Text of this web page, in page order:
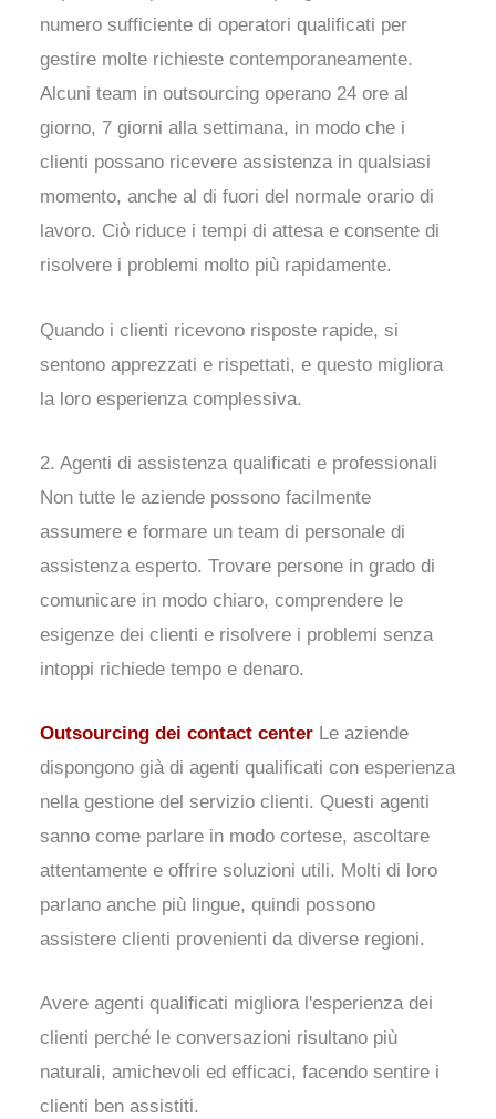
numero sufficiente di operatori qualificati per
gestire molte richieste contemporaneamente.
Alcuni team in outsourcing operano 24 ore al
giorno, 7 giorni alla settimana, in modo che i
clienti possano ricevere assistenza in qualsiasi
momento, anche al di fuori del normale orario di
lavoro. Ciò riduce i tempi di attesa e consente di
risolvere i problemi molto più rapidamente.
Quando i clienti ricevono risposte rapide, si
sentono apprezzati e rispettati, e questo migliora
la loro esperienza complessiva.
2. Agenti di assistenza qualificati e professionali
Non tutte le aziende possono facilmente
assumere e formare un team di personale di
assistenza esperto. Trovare persone in grado di
comunicare in modo chiaro, comprendere le
esigenze dei clienti e risolvere i problemi senza
intoppi richiede tempo e denaro.
Outsourcing dei contact center Le aziende
dispongono già di agenti qualificati con esperienza
nella gestione del servizio clienti. Questi agenti
sanno come parlare in modo cortese, ascoltare
attentamente e offrire soluzioni utili. Molti di loro
parlano anche più lingue, quindi possono
assistere clienti provenienti da diverse regioni.
Avere agenti qualificati migliora l'esperienza dei
clienti perché le conversazioni risultano più
naturali, amichevoli ed efficaci, facendo sentire i
clienti ben assistiti.